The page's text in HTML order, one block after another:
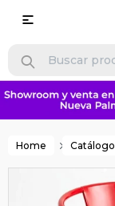

Home Catálogo